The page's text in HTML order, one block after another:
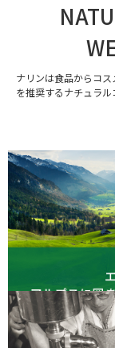
ナリンは食品からコ
を推奨するナチュラル